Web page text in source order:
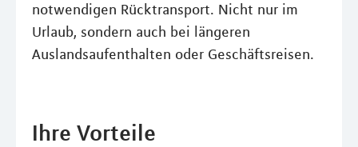
notwendigen Rücktransport. Nicht nur im
Urlaub, sondern auch bei längeren
Auslandsaufenthalten oder Geschäftsreisen.
Ihre Vorteile